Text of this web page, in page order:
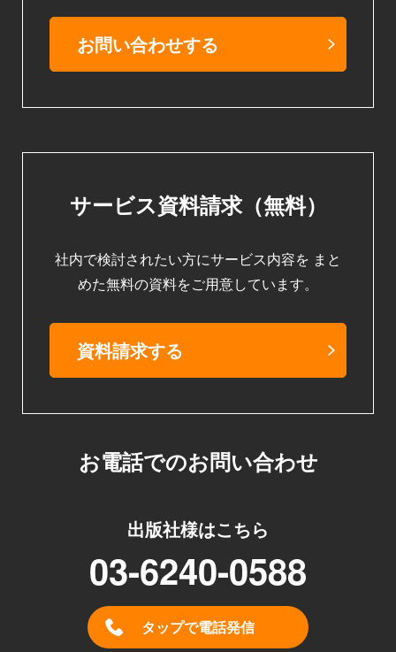
お問い合わせする
サービス資料請求（無料）
社内で検討されたい方にサービス内容を まと
めた無料の資料をご用意しています。
資料請求する
お電話でのお問い合わせ
出版社様はこちら
03-6240-0588
タップで電話発信